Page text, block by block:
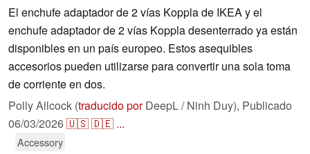
El enchufe adaptador de 2 vías Koppla de IKEA y el
enchufe adaptador de 2 vías Koppla desenterrado ya están
disponibles en un país europeo. Estos asequibles
accesorios pueden utilizarse para convertir una sola toma
de corriente en dos.
Polly Allcock (traducido porDeepL / Ninh Duy), Publicado
06/03/2026🇺🇸🇩🇪 ...
Accessory